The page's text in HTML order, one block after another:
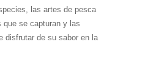
las artes de pesca
que se capturan y las
disfrutar de su sabor en la